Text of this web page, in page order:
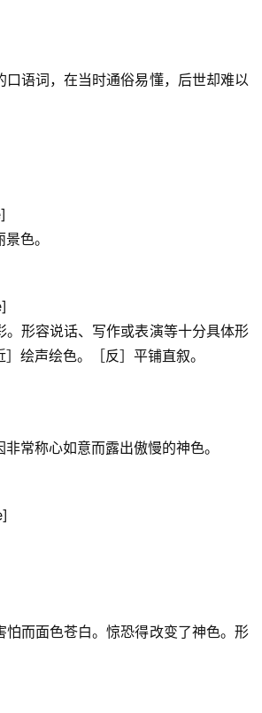
口语词，在当时通俗易懂，后世却难以
色。
。形容说话、写作或表演等十分具体形
绘声绘色。［反］平铺直叙。
常称心如意而露出傲慢的神色。
怕而面色苍白。惊恐得改变了神色。形